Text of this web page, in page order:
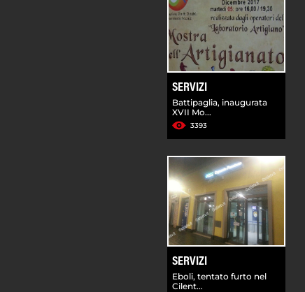
SERVIZI
Battipaglia, inaugurata
XVII Mo...
3393
SERVIZI
Eboli, tentato furto nel
Cilent...